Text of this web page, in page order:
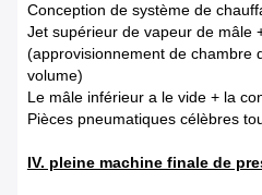
Conception de système de
Jet supérieur de vapeur de mâle
(approvisionnement de chambre
volume)
Le mâle inférieur a le vide + la
Pièces pneumatiques célèbres
IV. pleine machine finale de